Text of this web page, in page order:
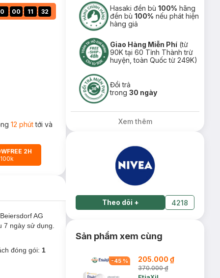
0 : 00 : 11 : 31
12 phúttới và
2H
AG
ngày sử dụng.
đóng gói: 1
Hasaki đền bù100% hãng
đền bù100% nếu phát hiện
hàng giả
Giao Hàng Miễn Phí (từ
90K tại 60 Tỉnh Thành trừ
huyện, toàn Quốc từ 249K)
Đổi trả
trong30 ngày
Xem thêm
Theo dõi + 4218
Sản phẩm xem cùng
-45 % 205.000 ₫
370.000 ₫